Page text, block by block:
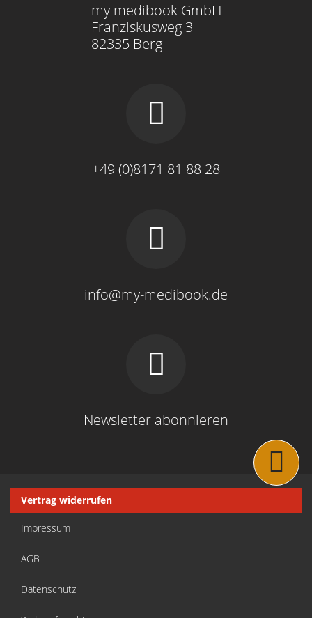
my medibook GmbH
Franziskusweg 3
82335 Berg
+49 (0)8171 81 88 28
info@my-medibook.de
Newsletter abonnieren
Navigation
überspringen
Vertrag widerrufen
Impressum
AGB
Datenschutz